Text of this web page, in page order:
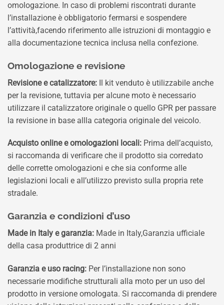
omologazione. In caso di problemi riscontrati durante
l’installazione è obbligatorio fermarsi e sospendere
l’attività,facendo riferimento alle istruzioni di montaggio e
alla documentazione tecnica inclusa nella confezione.
Omologazione e revisione
Revisione e catalizzatore: Il kit venduto è utilizzabile anche
per la revisione, tuttavia per alcune moto è necessario
utilizzare il catalizzatore originale o quello GPR per passare
la revisione in base allla categoria originale del veicolo.
Acquisto online e omologazioni locali: Prima dell’acquisto,
si raccomanda di verificare che il prodotto sia corredato
delle corrette omologazioni e che sia conforme alle
legislazioni locali e all’utilizzo previsto sulla propria rete
stradale.
Garanzia e condizioni d’uso
Made in Italy e garanzia: Made in Italy,Garanzia ufficiale
della casa produttrice di 2 anni
Garanzia e uso racing: Per l’installazione non sono
necessarie modifiche strutturali alla moto per un uso del
prodotto in versione omologata. Si raccomanda di prendere